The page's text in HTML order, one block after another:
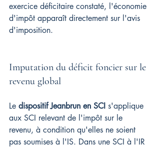
exercice déficitaire constaté, l'économie
d'impôt apparaît directement sur l'avis
d'imposition.
Imputation du déficit foncier sur le
revenu global
Le dispositif Jeanbrun en SCI s'applique
aux SCI relevant de l'impôt sur le
revenu, à condition qu'elles ne soient
pas soumises à l'IS. Dans une SCI à l'IR